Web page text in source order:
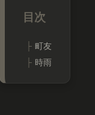
町友
時雨